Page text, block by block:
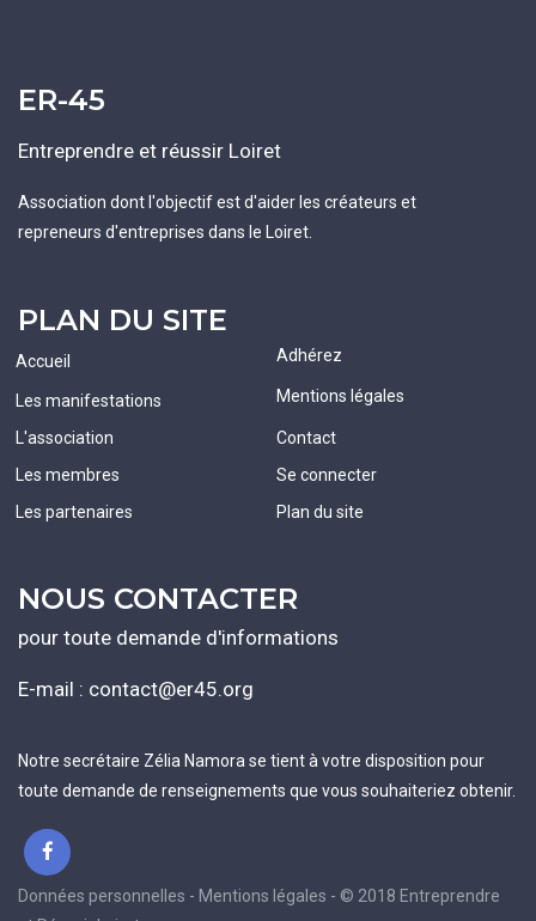
ER-45
Entreprendre et réussir Loiret
Association dont l'objectif est d'aider les créateurs et
repreneurs d'entreprises dans le Loiret.
PLAN DU SITE
Accueil
Les manifestations
L'association
Les membres
Les partenaires
Adhérez
Mentions légales
Contact
Se connecter
Plan du site
NOUS CONTACTER
pour toute demande d'informations
E-mail : contact@er45.org
Notre secrétaire Zélia Namora se tient à votre disposition pour
toute demande de renseignements que vous souhaiteriez obtenir.
Données personnelles - Mentions légales - © 2018 Entreprendre